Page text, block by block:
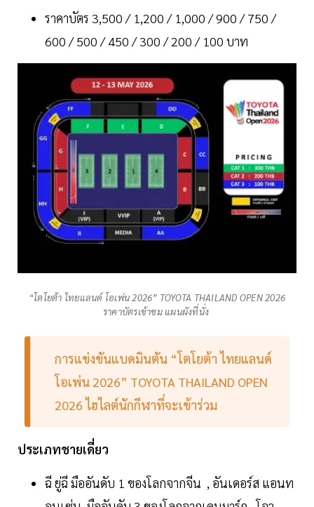
ราคาบัตร 3,500 / 1,200 / 1,000 / 900 / 750 /
600 / 500 / 450 / 300 / 200 / 100 บาท
“โตโยต้า ไทยแลนด์ โอเพ่น 2026” TOYOTA THAILAND OPEN 2026
ราคาบัตรเข้าชม แผนผังที่นั่ง
การแข่งขันแบดมินตัน “โตโยต้า ไทยแลนด์
โอเพ่น 2026” TOYOTA THAILAND OPEN
2026 ไฮไลต์นักกีฬาที่จะเข้าร่วม
ประเภทชายเดี่ยว
ฉี ยู่ฉี มืออันดับ 1 ของโลกจากจีน , อันเดอร์ส แอนท